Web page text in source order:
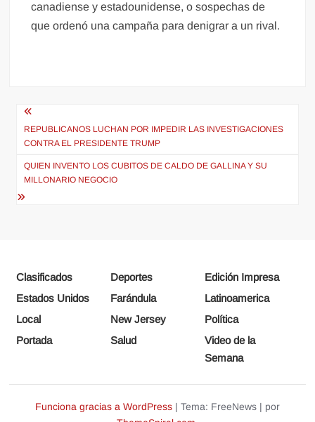
canadiense y estadounidense, o sospechas de
que ordenó una campaña para denigrar a un rival.
Navegación
de
entradas
REPUBLICANOS LUCHAN POR IMPEDIR LAS INVESTIGACIONES
CONTRA EL PRESIDENTE TRUMP
QUIEN INVENTO LOS CUBITOS DE CALDO DE GALLINA Y SU
MILLONARIO NEGOCIO
Clasificados Deportes
Edición Impresa
Estados Unidos
Farándula
Latinoamerica
Local
New Jersey
Política
Portada
Salud
Video de la
Semana
Funciona gracias a WordPress | Tema: FreeNews | por